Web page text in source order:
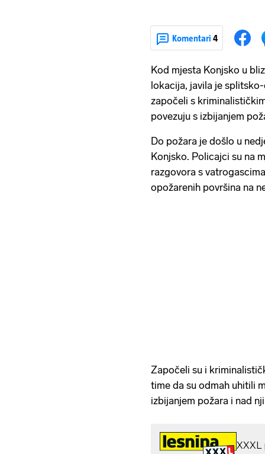
Komentari 4
Kod mjesta Konjsko u
lokacija, javila je
započeli s
povezuju s izbijanjem
Do požara je došlo u
Konjsko. Policajci su na
razgovora s
opožarenih površina na
Započeli su i
time da su odmah uhitili
izbijanjem požara i nad